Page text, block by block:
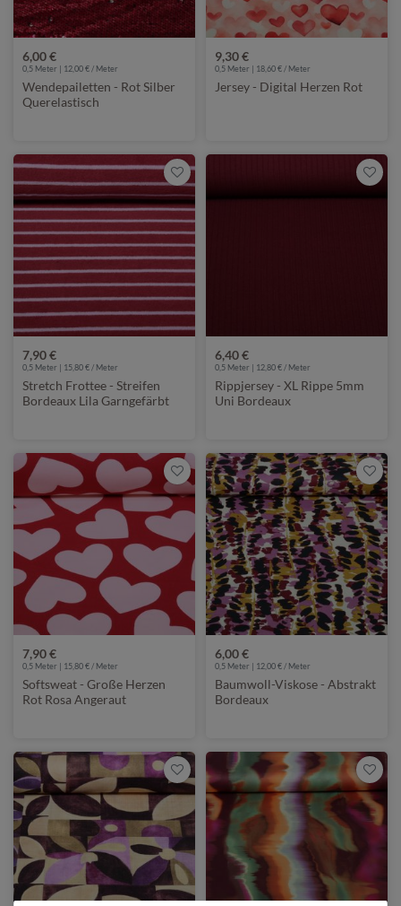
6,00 €
0,5 Meter | 12,00 € / Meter
Wendepailetten - Rot Silber
Querelastisch
9,30 €
0,5 Meter | 18,60 € / Meter
Jersey - Digital Herzen Rot
7,90 €
0,5 Meter | 15,80 € / Meter
Stretch Frottee - Streifen
Bordeaux Lila Garngefärbt
6,40 €
0,5 Meter | 12,80 € / Meter
Rippjersey - XL Rippe 5mm
Uni Bordeaux
7,90 €
0,5 Meter | 15,80 € / Meter
Softsweat - Große Herzen
Rot Rosa Angeraut
6,00 €
0,5 Meter | 12,00 € / Meter
Baumwoll-Viskose - Abstrakt
Bordeaux